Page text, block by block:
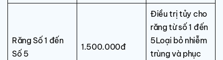
Răng Số 1 đến
Số 5
1.500.000đ
Điều trị tủy cho
răng từ số 1 đến
5Loại bỏ nhiễm
trùng và phục